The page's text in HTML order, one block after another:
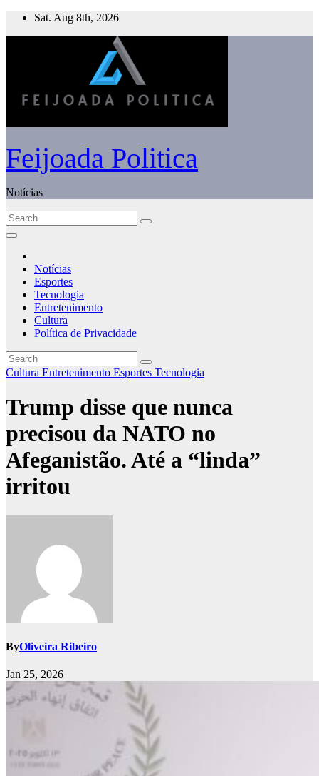
Skip
Sat. Aug 8th, 2026
Feijoada Politica
Notícias
Notícias
Esportes
Tecnologia
Entretenimento
Cultura
Política de Privacidade
Cultura Entretenimento Esportes Tecnologia
Trump disse que nunca
precisou da NATO no
Afeganistão. Até a “linda”
irritou
ByOliveira Ribeiro
Jan 25, 2026